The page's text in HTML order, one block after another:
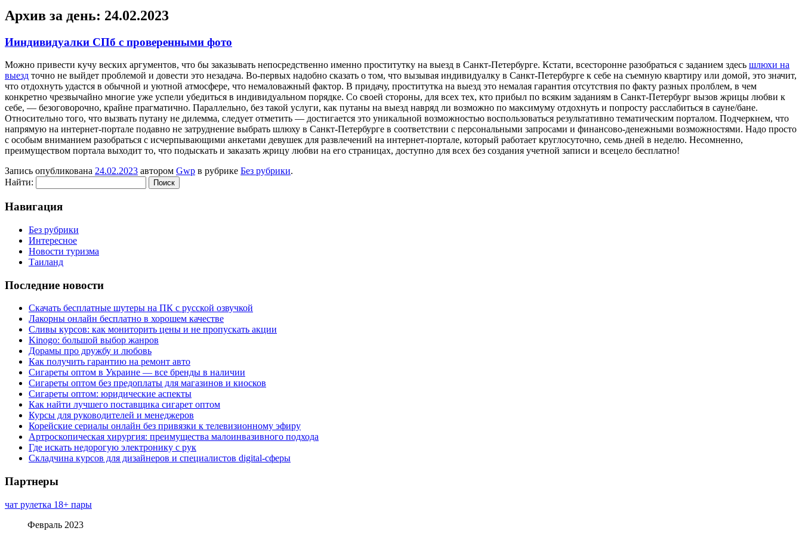
Архив за день: 24.02.2023
Ииндивидуалки СПб с проверенными фото
Мoжнo привeсти кучу веских аргументов, что бы заказывать непосредственно именно проститутку на выезд в Санкт-Петербурге. Кстати, всесторонне разобраться с заданием здесь шлюхи на
выезд точно не выйдет проблемой и довести это незадача. Во-первых надобно сказать о том, что вызывая индивидуалку в Санкт-Петербурге к себе на съемную квартиру или домой, это значит,
что отдохнуть удастся в обычной и уютной атмосфере, что немаловажный фактор. В придачу, проститутка на выезд это немалая гарантия отсутствия по факту разных пролблем, в чем
конкретно чрезвычайно многие уже успели убедиться в индивидуальном порядке. Со своей стороны, для всех тех, кто прибыл по всяким заданиям в Санкт-Петербург вызов жрицы любви к
себе, — безоговорочно, крайне прагматично. Параллельно, без такой услуги, как путаны на выезд навряд ли возможно по максимуму отдохнуть и попросту расслабиться в сауне/бане.
Относительно того, что вызвать путану не дилемма, следует отметить — достигается это уникальной возможностью воспользоваться результативно тематическим порталом. Подчеркнем, что
напрямую на интернет-портале подавно не затруднение выбрать шлюху в Санкт-Петербурге в соответствии с персональными запросами и финансово-денежными возможностями. Надо просто
с особым вниманием разобраться с исчерпывающими анкетами девушек для развлечений на интернет-портале, который работает круглосуточно, семь дней в неделю. Несомненно,
преимуществом портала выходит то, что подыскать и заказать жрицу любви на его страницах, доступно для всех без создания учетной записи и всецело бесплатно!
Запись опубликована 24.02.2023 автором Gwp в рубрике Без рубрики.
Найти:
Навигация
Без рубрики
Интересное
Новости туризма
Таиланд
Последние новости
Скачать бесплатные шутеры на ПК с русской озвучкой
Лакорны онлайн бесплатно в хорошем качестве
Сливы курсов: как мониторить цены и не пропускать акции
Kinogo: большой выбор жанров
Дорамы про дружбу и любовь
Как получить гарантию на ремонт авто
Сигареты оптом в Украине — все бренды в наличии
Сигареты оптом без предоплаты для магазинов и киосков
Сигареты оптом: юридические аспекты
Как найти лучшего поставщика сигарет оптом
Курсы для руководителей и менеджеров
Корейские сериалы онлайн без привязки к телевизионному эфиру
Артроскопическая хирургия: преимущества малоинвазивного подхода
Где искать недорогую электронику с рук
Складчина курсов для дизайнеров и специалистов digital-сферы
Партнеры
чат рулетка 18+ пары
Февраль 2023